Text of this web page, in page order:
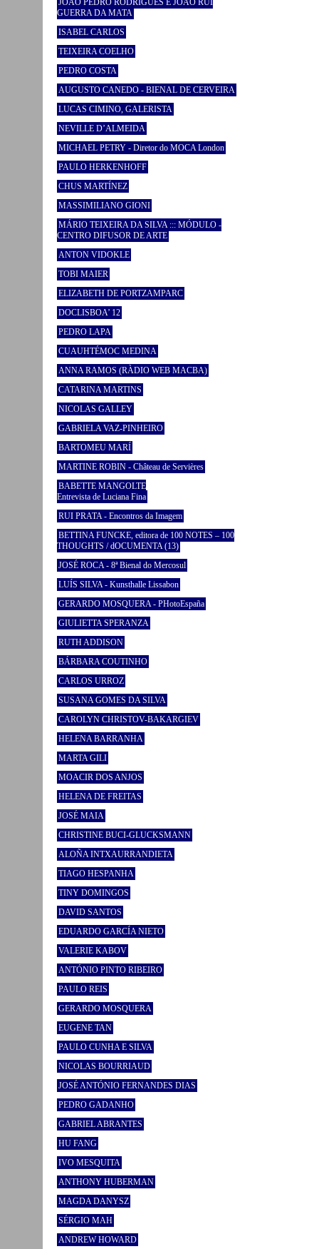
GUERRA DA MATA
ISABEL CARLOS
TEIXEIRA COELHO
PEDRO COSTA
AUGUSTO CANEDO - BIENAL DE CERVEIRA
LUCAS CIMINO, GALERISTA
NEVILLE D’ALMEIDA
MICHAEL PETRY - Diretor do MOCA London
PAULO HERKENHOFF
CHUS MARTÍNEZ
MASSIMILIANO GIONI
MÁRIO TEIXEIRA DA SILVA ::: MÓDULO -
CENTRO DIFUSOR DE ARTE
ANTON VIDOKLE
TOBI MAIER
ELIZABETH DE PORTZAMPARC
DOCLISBOA’ 12
PEDRO LAPA
CUAUHTÉMOC MEDINA
ANNA RAMOS (RÀDIO WEB MACBA)
CATARINA MARTINS
NICOLAS GALLEY
GABRIELA VAZ-PINHEIRO
BARTOMEU MARÍ
MARTINE ROBIN - Château de Servières
BABETTE MANGOLTE
Entrevista de Luciana Fina
RUI PRATA - Encontros da Imagem
BETTINA FUNCKE, editora de 100 NOTES – 100
THOUGHTS / dOCUMENTA (13)
JOSÉ ROCA - 8ª Bienal do Mercosul
LUÍS SILVA - Kunsthalle Lissabon
GERARDO MOSQUERA - PHotoEspaña
GIULIETTA SPERANZA
RUTH ADDISON
BÁRBARA COUTINHO
CARLOS URROZ
SUSANA GOMES DA SILVA
CAROLYN CHRISTOV-BAKARGIEV
HELENA BARRANHA
MARTA GILI
MOACIR DOS ANJOS
HELENA DE FREITAS
JOSÉ MAIA
CHRISTINE BUCI-GLUCKSMANN
ALOÑA INTXAURRANDIETA
TIAGO HESPANHA
TINY DOMINGOS
DAVID SANTOS
EDUARDO GARCÍA NIETO
VALERIE KABOV
ANTÓNIO PINTO RIBEIRO
PAULO REIS
GERARDO MOSQUERA
EUGENE TAN
PAULO CUNHA E SILVA
NICOLAS BOURRIAUD
JOSÉ ANTÓNIO FERNANDES DIAS
PEDRO GADANHO
GABRIEL ABRANTES
HU FANG
IVO MESQUITA
ANTHONY HUBERMAN
MAGDA DANYSZ
SÉRGIO MAH
ANDREW HOWARD